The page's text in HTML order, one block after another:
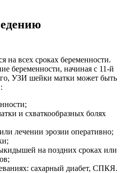
всех сроках беременности.
беременности, начиная с 11-й
УЗИ шейки матки может быть
и схваткообразных болях
лечении эрозии оперативно;
на поздних сроках или
сахарный диабет, СПКЯ.